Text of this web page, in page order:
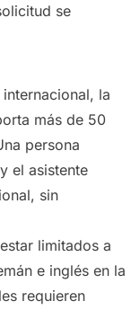
se
la
más de 50
persona
el asistente
sin
limitados a
e inglés en la
requieren